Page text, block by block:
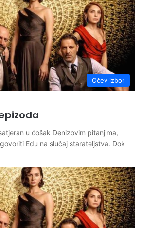
Očev izbor
u ćošak Denizovim pitanjima,
Edu na slučaj starateljstva. Dok